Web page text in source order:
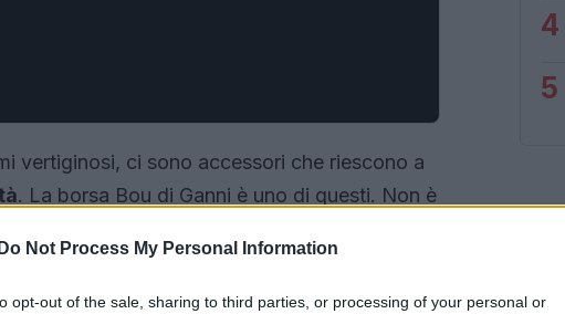
Do Not Process My Personal Information
opt-out of the sale, sharing to third parties, or processing of your personal or
vertiginosi, ci sono accessori che riescono a
. La borsa Bou di Ganni è uno di questi. Non è
la propria personalità attraverso i dettagli. Con
borsa ha conquistato i cuori delle
4
5